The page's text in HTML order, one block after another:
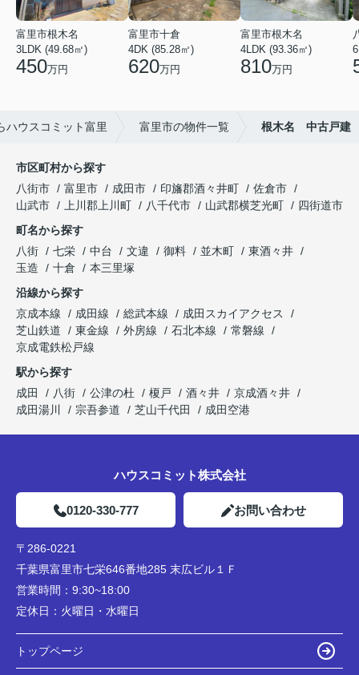
富里市根木名
3LDK (49.68㎡)
450万円
富里市十倉
4DK (85.28㎡)
620万円
富里市根木名
4LDK (93.36㎡)
810万円
ハウスコミット富里 富里市の物件一覧 根木名 中古戸建
市区町村から探す
八街市
富里市 成田市 印旛郡酒々井町
佐倉市
山武市
上川郡上川町 八千代市 山武郡横芝光町
四街道市
町名から探す
八街
七栄 中台 文違 御料 並木町
東酒々井
玉造
十倉
本三里塚
沿線から探す
京成本線
成田線 総武本線
成田スカイアクセス
芝山鉄道
東金線 外房線 石北本線
常磐線
京成電鉄松戸線
駅から探す
成田
八街 公津の杜 榎戸 酒々井
京成酒々井
成田湯川
宗吾参道 芝山千代田 成田空港
ハウスコミット株式会社
0120-330-777 お問い合わせ
〒286-0221
千葉県富里市七栄646番地285 末広ビル１Ｆ
営業時間： 9:30~18:00
定休日： 火曜日・水曜日
トップページ